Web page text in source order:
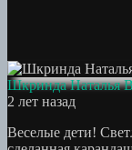
Шкринда Наталья
2 лет назад
Веселые дети!